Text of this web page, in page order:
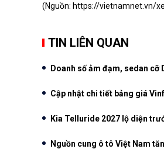
(Nguồn: https://vietnamnet.vn/
TIN LIÊN QUAN
Doanh số ảm đạm, sedan cỡ
Cập nhật chi tiết bảng giá
Kia Telluride 2027 lộ diện
Nguồn cung ô tô Việt Nam